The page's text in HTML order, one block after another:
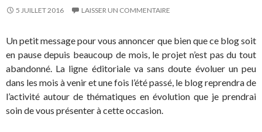
5 JUILLET 2016 LAISSER UN COMMENTAIRE
Un petit message pour vous annoncer que bien que ce blog soit
en pause depuis beaucoup de mois, le projet n’est pas du tout
abandonné. La ligne éditoriale va sans doute évoluer un peu
dans les mois à venir et une fois l’été passé, le blog reprendra de
l’activité autour de thématiques en évolution que je prendrai
soin de vous présenter à cette occasion.